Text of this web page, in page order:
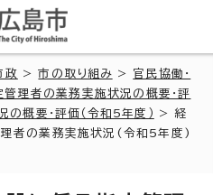
政 >市の取り組み > 官民協働・
管理者の業務実施状況の概要・評
概要・評価（令和5年度）
> 経
者の業務実施状況(令和5年度)